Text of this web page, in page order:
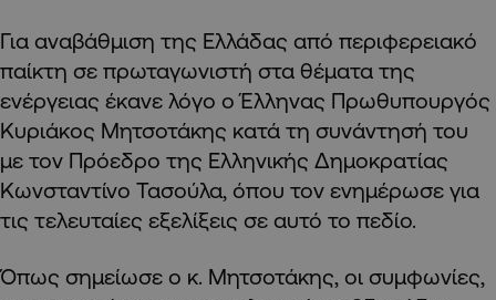
Για αναβάθμιση της Ελλάδας από περιφερειακό
παίκτη σε πρωταγωνιστή στα θέματα της
ενέργειας έκανε λόγο ο Έλληνας Πρωθυπουργός
Κυριάκος Μητσοτάκης κατά τη συνάντησή του
με τον Πρόεδρο της Ελληνικής Δημοκρατίας
Κωνσταντίνο Τασούλα, όπου τον ενημέρωσε για
τις τελευταίες εξελίξεις σε αυτό το πεδίο.
Όπως σημείωσε ο κ. Μητσοτάκης, οι συμφωνίες,